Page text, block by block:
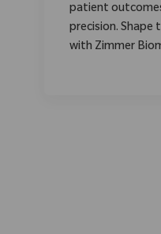
patient
precision.
with Zimmer